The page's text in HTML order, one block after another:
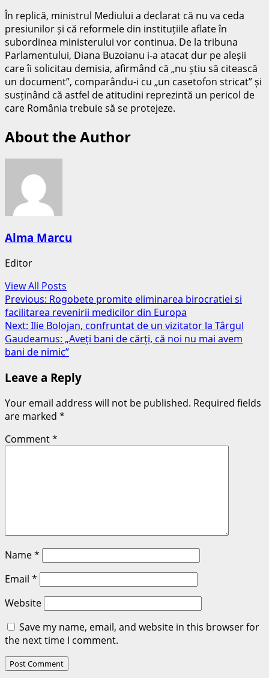
În replică, ministrul Mediului a declarat că nu va ceda
presiunilor și că reformele din instituțiile aflate în
subordinea ministerului vor continua. De la tribuna
Parlamentului, Diana Buzoianu i-a atacat dur pe aleșii
care îi solicitau demisia, afirmând că „nu știu să citească
un document”, comparându-i cu „un casetofon stricat” și
susținând că astfel de atitudini reprezintă un pericol de
care România trebuie să se protejeze.
About the Author
Alma Marcu
Editor
View All Posts
Post
navigation
Previous: Rogobete promite eliminarea birocratiei si
facilitarea revenirii medicilor din Europa
Next: Ilie Bolojan, confruntat de un vizitator la Târgul
Gaudeamus: „Aveți bani de cărți, că noi nu mai avem
bani de nimic”
Leave a Reply
Your email address will not be published. Required fields
are marked *
Comment*
Name*
Email *
Website
Save my name, email, and website in this browser for
the next time I comment.